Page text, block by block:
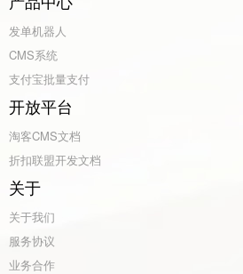
发单机器人
CMS系统
支付宝批量支付
开放平台
淘客CMS文档
折扣联盟开发文档
关于
关于我们
服务协议
业务合作